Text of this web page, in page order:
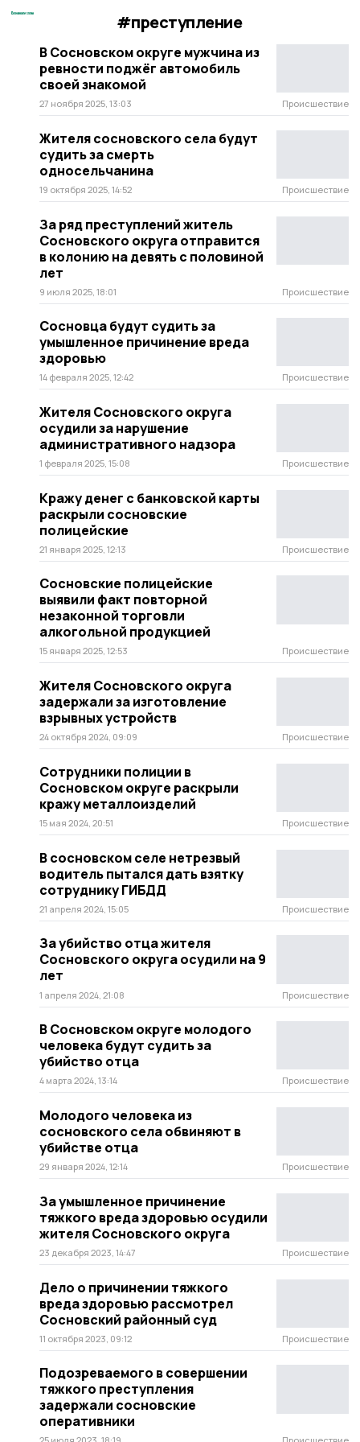
#преступление
В Сосновском округе мужчина из
ревности поджёг автомобиль
своей знакомой
27 ноября 2025, 13:03 Происшествие
Жителя сосновского села будут
судить за смерть
односельчанина
19 октября 2025, 14:52 Происшествие
За ряд преступлений житель
Сосновского округа отправится
в колонию на девять с половиной
лет
9 июля 2025, 18:01 Происшествие
Сосновца будут судить за
умышленное причинение вреда
здоровью
14 февраля 2025, 12:42 Происшествие
Жителя Сосновского округа
осудили за нарушение
административного надзора
1 февраля 2025, 15:08 Происшествие
Кражу денег с банковской карты
раскрыли сосновские
полицейские
21 января 2025, 12:13 Происшествие
Сосновские полицейские
выявили факт повторной
незаконной торговли
алкогольной продукцией
15 января 2025, 12:53 Происшествие
Жителя Сосновского округа
задержали за изготовление
взрывных устройств
24 октября 2024, 09:09 Происшествие
Сотрудники полиции в
Сосновском округе раскрыли
кражу металлоизделий
15 мая 2024, 20:51 Происшествие
В сосновском селе нетрезвый
водитель пытался дать взятку
сотруднику ГИБДД
21 апреля 2024, 15:05 Происшествие
За убийство отца жителя
Сосновского округа осудили на 9
лет
1 апреля 2024, 21:08 Происшествие
В Сосновском округе молодого
человека будут судить за
убийство отца
4 марта 2024, 13:14 Происшествие
Молодого человека из
сосновского села обвиняют в
убийстве отца
29 января 2024, 12:14 Происшествие
За умышленное причинение
тяжкого вреда здоровью осудили
жителя Сосновского округа
23 декабря 2023, 14:47 Происшествие
Дело о причинении тяжкого
вреда здоровью рассмотрел
Сосновский районный суд
11 октября 2023, 09:12 Происшествие
Подозреваемого в совершении
тяжкого преступления
задержали сосновские
оперативники